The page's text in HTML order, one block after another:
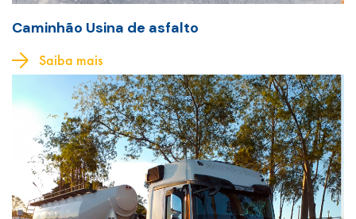
Caminhão Usina de asfalto
Saiba mais